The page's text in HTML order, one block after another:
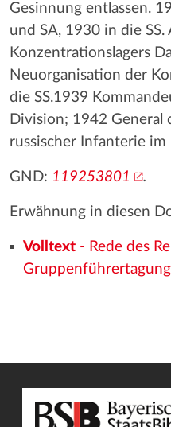
Gesinnung entlassen.
und SA, 1930 in die
Konzentrationslagers
Neuorganisation der
die SS.1939
Division; 1942 General
russischer Infanterie im
GND: 119253801 .
Erwähnung in diesen
Volltext- Rede des